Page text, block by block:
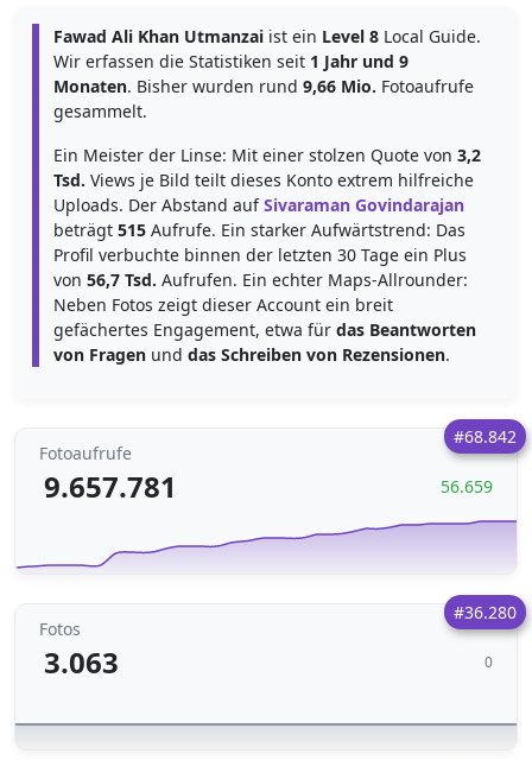
Fawad Ali Khan Utmanzai ist ein Level 8 Local Guide.
Wir erfassen die Statistiken seit 1 Jahr und 9
Monaten. Bisher wurden rund 9,66 Mio. Fotoaufrufe
gesammelt.
Ein Meister der Linse: Mit einer stolzen Quote von 3,2
Tsd. Views je Bild teilt dieses Konto extrem hilfreiche
Uploads. Der Abstand aufSivaraman Govindarajan
beträgt 515 Aufrufe. Ein starker Aufwärtstrend: Das
Profil verbuchte binnen der letzten 30 Tage ein Plus
von 56,7 Tsd. Aufrufen. Ein echter Maps-Allrounder:
Neben Fotos zeigt dieser Account ein breit
gefächertes Engagement, etwa für das Beantworten
von Fragen und das Schreiben von Rezensionen.
#68.842
Fotoaufrufe
9.657.781 56.659
#36.280
Fotos
3.063 0